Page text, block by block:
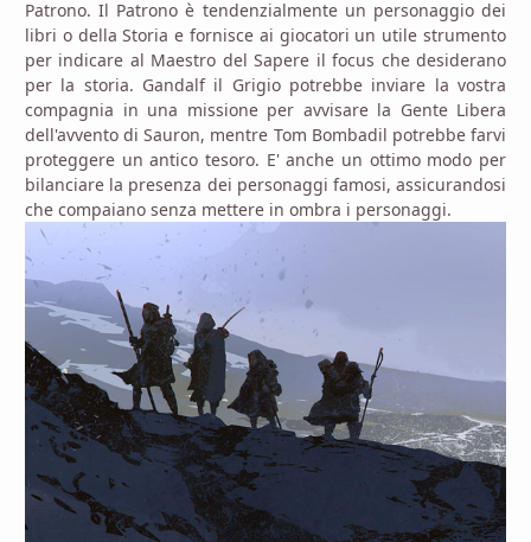
Patrono. Il Patrono è tendenzialmente un personaggio dei
libri o della Storia e fornisce ai giocatori un utile strumento
per indicare al Maestro del Sapere il focus che desiderano
per la storia. Gandalf il Grigio potrebbe inviare la vostra
compagnia in una missione per avvisare la Gente Libera
dell'avvento di Sauron, mentre Tom Bombadil potrebbe farvi
proteggere un antico tesoro. E' anche un ottimo modo per
bilanciare la presenza dei personaggi famosi, assicurandosi
che compaiano senza mettere in ombra i personaggi.